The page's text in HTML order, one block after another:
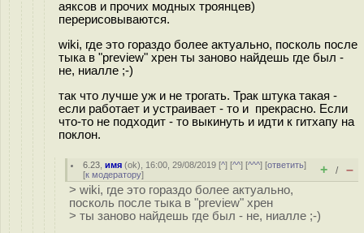
аяксов и прочих модных троянцев)
перерисовываются.
wiki, где это гораздо более актуально, посколь после
тыка в "preview" хрен ты заново найдешь где был -
не, ниалле ;-)
так что лучше уж и не трогать. Трак штука такая -
если работает и устраивает - то и прекрасно. Если
что-то не подходит - то выкинуть и идти к гитхапу на
поклон.
6.23 ,имя (ok), 16:00, 29/08/2019 [^] [^^] [^^^] [ответить]
[к модератору] + / –
> wiki, где это гораздо более актуально,
посколь после тыка в "preview" хрен
> ты заново найдешь где был - не, ниалле ;-)